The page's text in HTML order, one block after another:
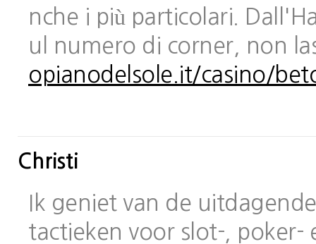
nche i più particolari.
ul numero di corner, non
opianodelsole.it/casino/
Christi
Ik geniet van de
tactieken voor slot-,